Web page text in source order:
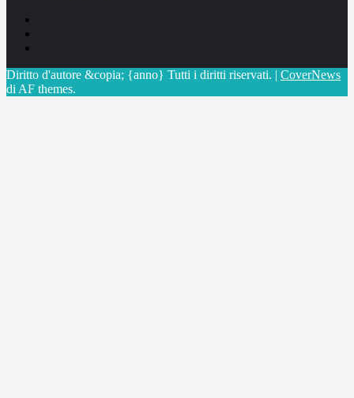
Diritto d'autore &copia; {anno} Tutti i diritti riservati. | CoverNews
di AF themes.